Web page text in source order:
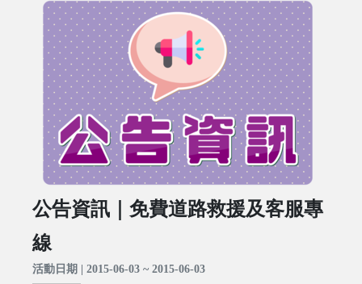
公告資訊｜免費道路救援及客服專
線
活動日期 | 2015-06-03 ~ 2015-06-03